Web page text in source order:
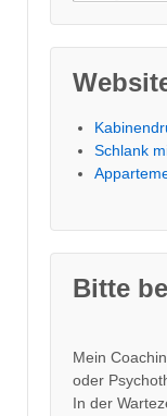
Schlank
Bitte
Mein
oder
In der